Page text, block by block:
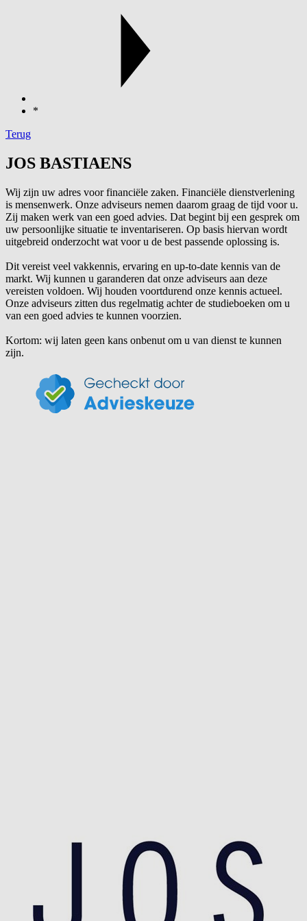
*
Terug
JOS BASTIAENS
Wij zijn uw adres voor financiële zaken. Financiële dienstverlening
is mensenwerk. Onze adviseurs nemen daarom graag de tijd voor u.
Zij maken werk van een goed advies. Dat begint bij een gesprek om
uw persoonlijke situatie te inventariseren. Op basis hiervan wordt
uitgebreid onderzocht wat voor u de best passende oplossing is.
Dit vereist veel vakkennis, ervaring en up-to-date kennis van de
markt. Wij kunnen u garanderen dat onze adviseurs aan deze
vereisten voldoen. Wij houden voortdurend onze kennis actueel.
Onze adviseurs zitten dus regelmatig achter de studieboeken om u
van een goed advies te kunnen voorzien.
Kortom: wij laten geen kans onbenut om u van dienst te kunnen
zijn.